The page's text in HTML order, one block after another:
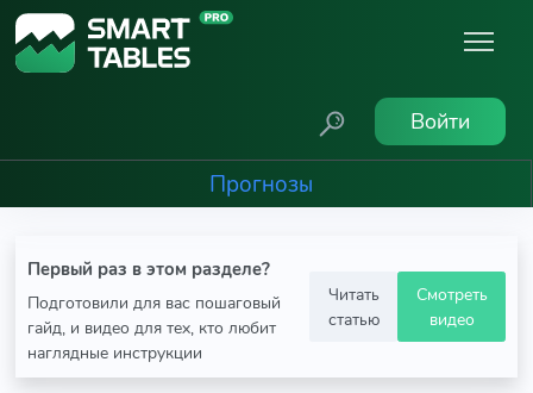
Войти
Прогнозы
Первый раз в этом разделе?
Подготовили для вас пошаговый
гайд, и видео для тех, кто любит
наглядные инструкции
Читать
статью
Смотреть
видео